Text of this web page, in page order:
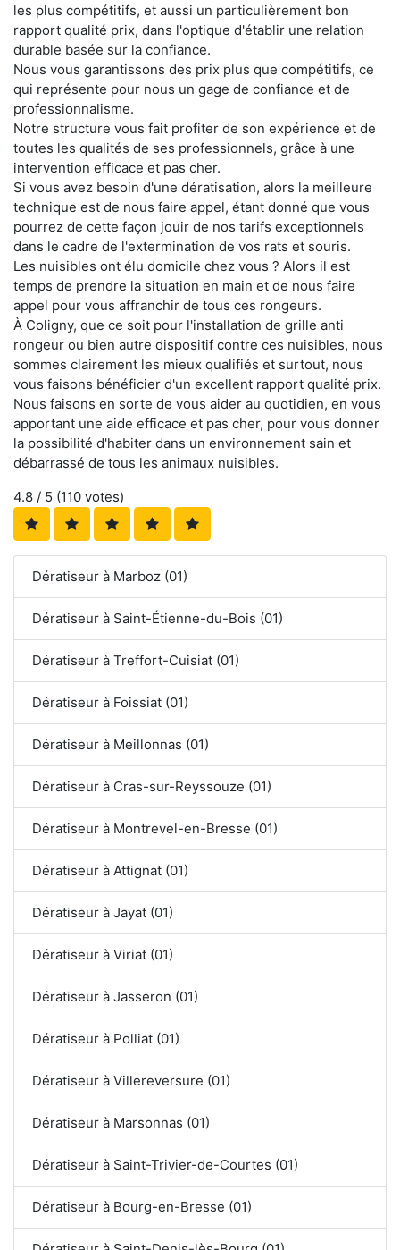
les plus compétitifs, et aussi un particulièrement bon
rapport qualité prix, dans l'optique d'établir une relation
durable basée sur la confiance.
Nous vous garantissons des prix plus que compétitifs, ce
qui représente pour nous un gage de confiance et de
professionnalisme.
Notre structure vous fait profiter de son expérience et de
toutes les qualités de ses professionnels, grâce à une
intervention efficace et pas cher.
Si vous avez besoin d'une dératisation, alors la meilleure
technique est de nous faire appel, étant donné que vous
pourrez de cette façon jouir de nos tarifs exceptionnels
dans le cadre de l'extermination de vos rats et souris.
Les nuisibles ont élu domicile chez vous ? Alors il est
temps de prendre la situation en main et de nous faire
appel pour vous affranchir de tous ces rongeurs.
À Coligny, que ce soit pour l'installation de grille anti
rongeur ou bien autre dispositif contre ces nuisibles, nous
sommes clairement les mieux qualifiés et surtout, nous
vous faisons bénéficier d'un excellent rapport qualité prix.
Nous faisons en sorte de vous aider au quotidien, en vous
apportant une aide efficace et pas cher, pour vous donner
la possibilité d'habiter dans un environnement sain et
débarrassé de tous les animaux nuisibles.
4.8 / 5 (110 votes)
Dératiseur à Marboz (01)
Dératiseur à Saint-Étienne-du-Bois (01)
Dératiseur à Treffort-Cuisiat (01)
Dératiseur à Foissiat (01)
Dératiseur à Meillonnas (01)
Dératiseur à Cras-sur-Reyssouze (01)
Dératiseur à Montrevel-en-Bresse (01)
Dératiseur à Attignat (01)
Dératiseur à Jayat (01)
Dératiseur à Viriat (01)
Dératiseur à Jasseron (01)
Dératiseur à Polliat (01)
Dératiseur à Villereversure (01)
Dératiseur à Marsonnas (01)
Dératiseur à Saint-Trivier-de-Courtes (01)
Dératiseur à Bourg-en-Bresse (01)